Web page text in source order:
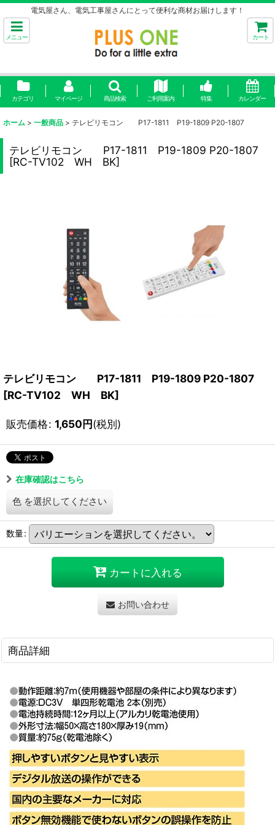
電気屋さん、電気工事屋さんにとって便利な商材お届けします！
メニュー カート
カテゴリ マイページ 商品検索 ご利用案内 特集 カレンダー
ホーム > 一般商品 > テレビリモコン P17-1811 P19-1809 P20-1807
テレビリモコン P17-1811 P19-1809 P20-1807
[RC-TV102 WH BK]
テレビリモコン P17-1811 P19-1809 P20-1807
[RC-TV102 WH BK]
販売価格: 1,650円(税別)
在庫確認はこちら
色 を選択してください
数量:
カートに入れる
お問い合わせ
商品詳細